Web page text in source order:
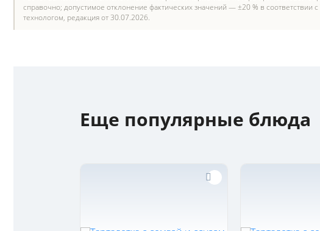
справочно; допустимое отклонение фактических значений — ±20 % в соответствии
технологом, редакция от 30.07.2026.
Еще популярные блюда